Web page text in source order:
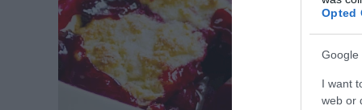
Opted
Google
I want
web or